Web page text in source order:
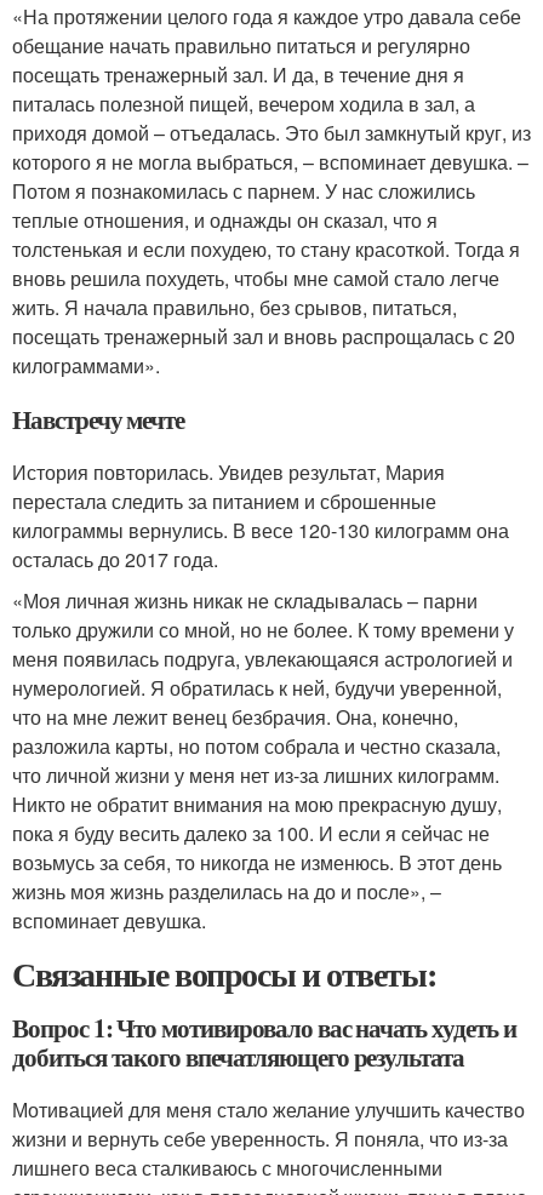
«На протяжении целого года я каждое утро давала себе
обещание начать правильно питаться и регулярно
посещать тренажерный зал. И да, в течение дня я
питалась полезной пищей, вечером ходила в зал, а
приходя домой – отъедалась. Это был замкнутый круг, из
которого я не могла выбраться, – вспоминает девушка. –
Потом я познакомилась с парнем. У нас сложились
теплые отношения, и однажды он сказал, что я
толстенькая и если похудею, то стану красоткой. Тогда я
вновь решила похудеть, чтобы мне самой стало легче
жить. Я начала правильно, без срывов, питаться,
посещать тренажерный зал и вновь распрощалась с 20
килограммами».
Навстречу мечте
История повторилась. Увидев результат, Мария
перестала следить за питанием и сброшенные
килограммы вернулись. В весе 120-130 килограмм она
осталась до 2017 года.
«Моя личная жизнь никак не складывалась – парни
только дружили со мной, но не более. К тому времени у
меня появилась подруга, увлекающаяся астрологией и
нумерологией. Я обратилась к ней, будучи уверенной,
что на мне лежит венец безбрачия. Она, конечно,
разложила карты, но потом собрала и честно сказала,
что личной жизни у меня нет из-за лишних килограмм.
Никто не обратит внимания на мою прекрасную душу,
пока я буду весить далеко за 100. И если я сейчас не
возьмусь за себя, то никогда не изменюсь. В этот день
жизнь моя жизнь разделилась на до и после», –
вспоминает девушка.
Связанные вопросы и ответы:
Вопрос 1: Что мотивировало вас начать худеть и
добиться такого впечатляющего результата
Мотивацией для меня стало желание улучшить качество
жизни и вернуть себе уверенность. Я поняла, что из-за
лишнего веса сталкиваюсь с многочисленными